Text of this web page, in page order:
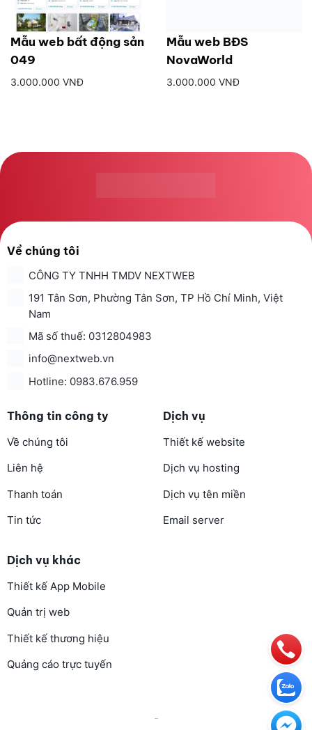
Mẫu web bất động sản
049
3.000.000 VNĐ
Mẫu web BĐS
NovaWorld
3.000.000 VNĐ
Về chúng tôi
CÔNG TY TNHH TMDV NEXTWEB
191 Tân Sơn, Phường Tân Sơn, TP Hồ Chí Minh, Việt
Nam
Mã số thuế: 0312804983
info@nextweb.vn
Hotline: 0983.676.959
Thông tin công ty
Về chúng tôi
Liên hệ
Thanh toán
Tin tức
Dịch vụ
Thiết kế website
Dịch vụ hosting
Dịch vụ tên miền
Email server
Dịch vụ khác
Thiết kế App Mobile
Quản trị web
Thiết kế thương hiệu
Quảng cáo trực tuyến